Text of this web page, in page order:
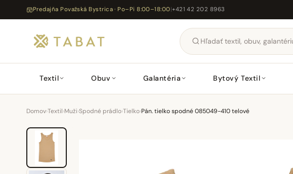
Predajňa Považská Bystrica · Po–Pi 8:00–18:00|+421 42 202 8963
Textil Obuv Galantéria Bytový Textil
Domov›Textil›Muži›Spodné prádlo›Tielko›Pán. tielko spodné 085049-410 telové